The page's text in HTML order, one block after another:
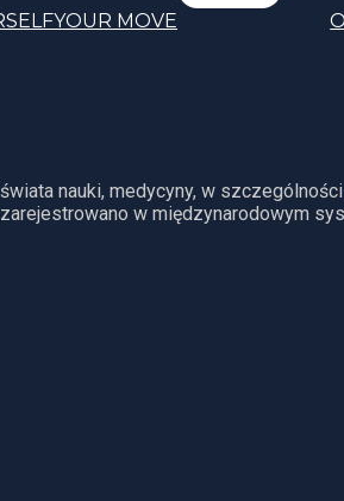
YOUR MOVE
nauki, medycyny, w
w międzynarodowym